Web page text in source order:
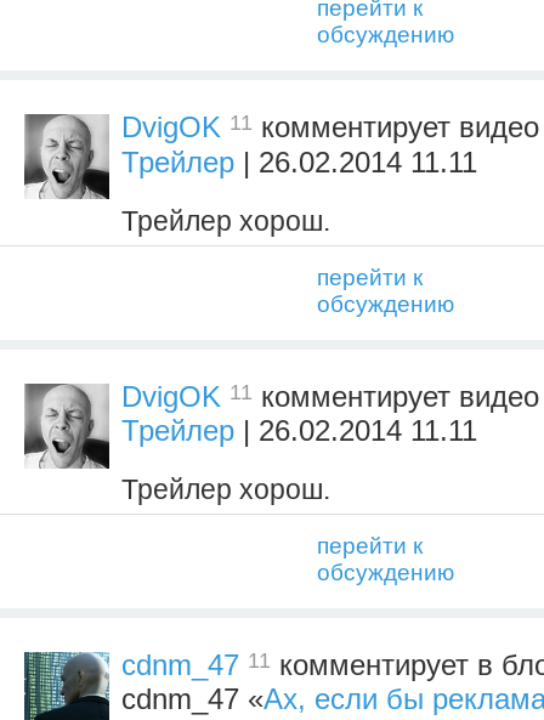
перейти к
обсуждению
DvigOK 11 комментирует
Трейлер | 26.02.2014 11.11
Трейлер хорош.
перейти к
обсуждению
DvigOK 11 комментирует
Трейлер | 26.02.2014 11.11
Трейлер хорош.
перейти к
обсуждению
cdnm_47 11 комментирует в
cdnm_47 «Ах, если бы